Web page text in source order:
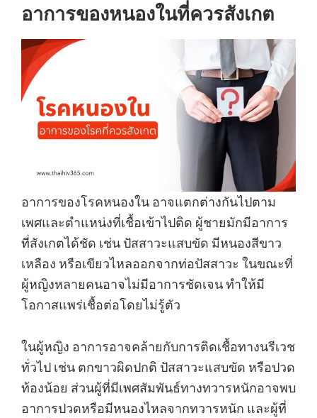
อาการของหนองในที่ควรสังเกต
อาการของโรคหนองใน อาจแตกต่างกันไปตาม
เพศและตำแหน่งที่เชื้อเข้าไปติด ผู้ชายมักมีอาการ
ที่สังเกตได้ชัด เช่น ปัสสาวะแสบขัด มีหนองสีขาว
เหลือง หรือเขียวไหลออกจากท่อปัสสาวะ ในขณะที่
ผู้หญิงหลายคนอาจไม่มีอาการชัดเจน ทำให้มี
โอกาสแพร่เชื้อต่อโดยไม่รู้ตัว
ในผู้หญิง อาการอาจคล้ายกับการติดเชื้อทางนรีเวช
ทั่วไป เช่น ตกขาวผิดปกติ ปัสสาวะแสบขัด หรือปวด
ท้องน้อย ส่วนผู้ที่มีเพศสัมพันธ์ทางทวารหนักอาจพบ
อาการปวดหรือมีหนองไหลจากทวารหนัก และผู้ที่